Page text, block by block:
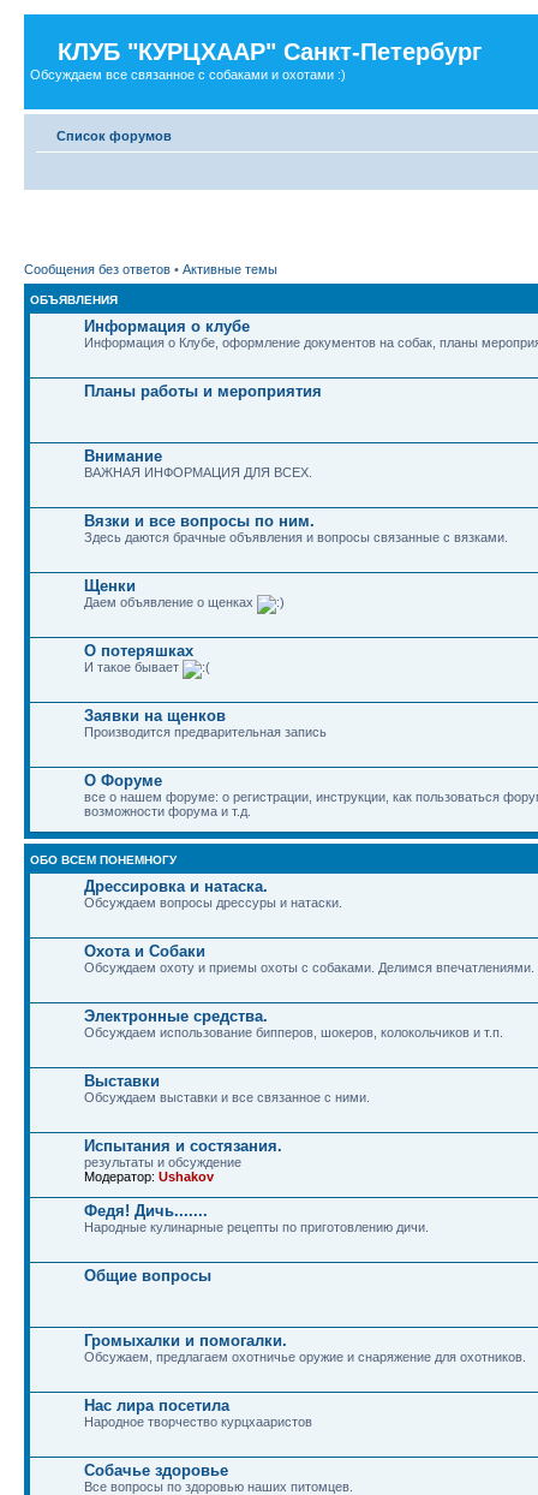
КЛУБ "КУРЦХААР" Санкт-Петербург
Обсуждаем все связанное с собаками и охотами :)
Список форумов
Сообщения без ответов • Активные темы
ОБЪЯВЛЕНИЯ
Информация о клубе
Информация о Клубе, оформление документов на собак, планы
Планы работы и мероприятия
Внимание
ВАЖНАЯ ИНФОРМАЦИЯ ДЛЯ ВСЕХ.
Вязки и все вопросы по ним.
Здесь даются брачные объявления и вопросы связанные с вязками.
Щенки
Даем объявление о щенках
О потеряшках
И такое бывает
Заявки на щенков
Производится предварительная запись
О Форуме
все о нашем форуме: о регистрации, инструкции, как пользоваться
возможности форума и т.д.
ОБО ВСЕМ ПОНЕМНОГУ
Дрессировка и натаска.
Обсуждаем вопросы дрессуры и натаски.
Охота и Собаки
Обсуждаем охоту и приемы охоты с собаками. Делимся впечатлениями.
Электронные средства.
Обсуждаем использование бипперов, шокеров, колокольчиков и т.п.
Выставки
Обсуждаем выставки и все связанное с ними.
Испытания и состязания.
результаты и обсуждение
Модератор: Ushakov
Федя! Дичь.......
Народные кулинарные рецепты по приготовлению дичи.
Общие вопросы
Громыхалки и помогалки.
Обсужаем, предлагаем охотничье оружие и снаряжение для охотников.
Нас лира посетила
Народное творчество курцхааристов
Собачье здоровье
Все вопросы по здоровью наших питомцев.